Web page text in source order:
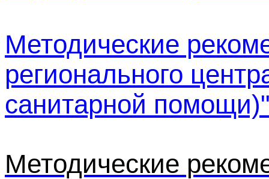
Методические
регионального
санитарной
Методические